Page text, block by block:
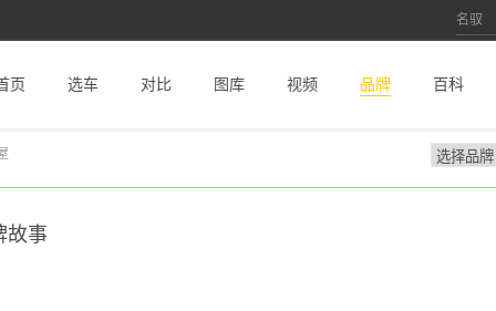
页 选车 对比 图库 视频 品牌 百科
故事